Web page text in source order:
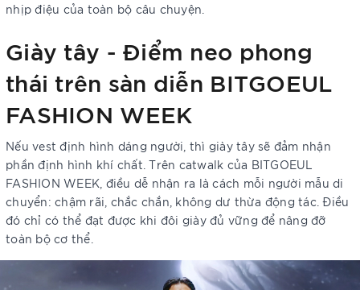
nhịp điệu của toàn bộ câu chuyện.
Giày tây - Điểm neo phong
thái trên sàn diễn BITGOEUL
FASHION WEEK
Nếu vest định hình dáng người, thì giày tây sẽ đảm nhận
phần định hình khí chất. Trên catwalk của BITGOEUL
FASHION WEEK, điều dễ nhận ra là cách mỗi người mẫu di
chuyển: chậm rãi, chắc chắn, không dư thừa động tác. Điều
đó chỉ có thể đạt được khi đôi giày đủ vững để nâng đỡ
toàn bộ cơ thể.